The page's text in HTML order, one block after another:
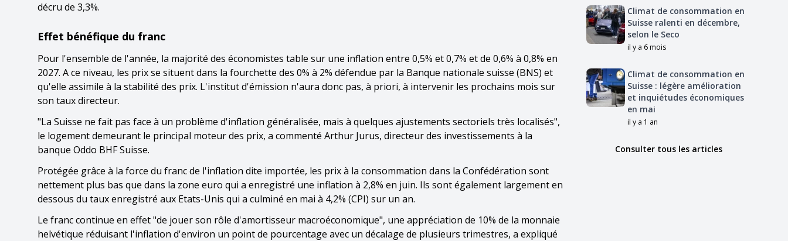
décru de 3,3%.
Effet bénéfique du franc
Pour l'ensemble de l'année, la majorité des économistes table sur une inflation entre 0,5% et 0,7% et de 0,6% à 0,8% en
2027. A ce niveau, les prix se situent dans la fourchette des 0% à 2% défendue par la Banque nationale suisse (BNS) et
qu'elle assimile à la stabilité des prix. L'institut d'émission n'aura donc pas, à priori, à intervenir les prochains mois sur
son taux directeur.
"La Suisse ne fait pas face à un problème d'inflation généralisée, mais à quelques ajustements sectoriels très localisés",
le logement demeurant le principal moteur des prix, a commenté Arthur Jurus, directeur des investissements à la
banque Oddo BHF Suisse.
Protégée grâce à la force du franc de l'inflation dite importée, les prix à la consommation dans la Confédération sont
nettement plus bas que dans la zone euro qui a enregistré une inflation à 2,8% en juin. Ils sont également largement en
dessous du taux enregistré aux Etats-Unis qui a culminé en mai à 4,2% (CPI) sur un an.
Le franc continue en effet "de jouer son rôle d'amortisseur macroéconomique", une appréciation de 10% de la monnaie
helvétique réduisant l'inflation d'environ un point de pourcentage avec un décalage de plusieurs trimestres, a expliqué
Climat de consommation en
Suisse ralenti en décembre,
selon le Seco
il y a 6 mois
Climat de consommation en
Suisse : légère amélioration
et inquiétudes économiques
en mai
il y a 1 an
Consulter tous les articles